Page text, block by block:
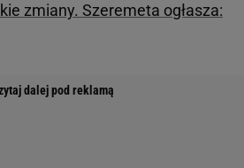
zmiany. Szeremeta ogłasza: